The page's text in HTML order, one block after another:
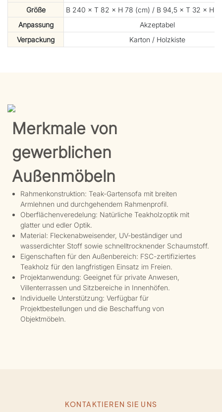
Größe
B 240 × T 82 × H 78 (cm) / B 94,5 × T 32 × H
Anpassung
Akzeptabel
Verpackung
Karton / Holzkiste
Merkmale von
gewerblichen
Außenmöbeln
Rahmenkonstruktion: Teak-Gartensofa mit breiten
Armlehnen und durchgehendem Rahmenprofil.
Oberflächenveredelung: Natürliche Teakholzoptik mit
glatter und edler Optik.
Material: Fleckenabweisender, UV-beständiger und
wasserdichter Stoff sowie schnelltrocknender Schaumstoff.
Eigenschaften für den Außenbereich: FSC-zertifiziertes
Teakholz für den langfristigen Einsatz im Freien.
Projektanwendung: Geeignet für private Anwesen,
Villenterrassen und Sitzbereiche in Innenhöfen.
Individuelle Unterstützung: Verfügbar für
Projektbestellungen und die Beschaffung von
Objektmöbeln.
KONTAKTIEREN SIE UNS